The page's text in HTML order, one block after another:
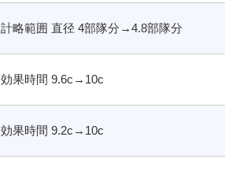
計略範囲 直径 4部隊分→4.8部隊分
効果時間 9.6c→10c
効果時間 9.2c→10c